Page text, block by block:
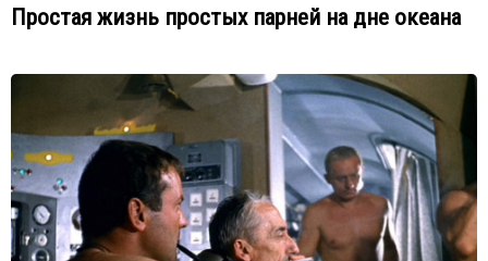
Простая жизнь простых парней на дне океана